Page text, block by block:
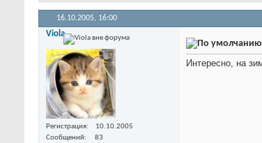
16.10.2005, 16:00
Viola
Регистрация
10.10.2005
Сообщений
83
Интересно, на